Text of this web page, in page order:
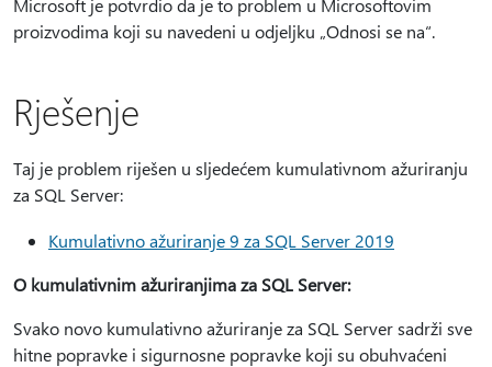
Microsoft je potvrdio da je to problem u Microsoftovim
proizvodima koji su navedeni u odjeljku „Odnosi se na“.
Rješenje
Taj je problem riješen u sljedećem kumulativnom ažuriranju
za SQL Server:
Kumulativno ažuriranje 9 za SQL Server 2019
O kumulativnim ažuriranjima za SQL Server:
Svako novo kumulativno ažuriranje za SQL Server sadrži sve
hitne popravke i sigurnosne popravke koji su obuhvaćeni